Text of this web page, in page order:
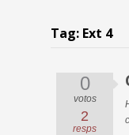
Tag: Ext 4
0
votos
2
resps